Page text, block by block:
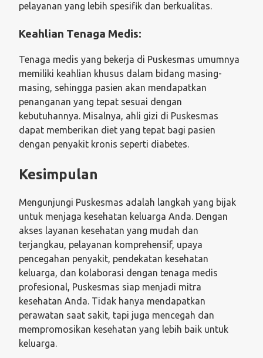
pelayanan yang lebih spesifik dan berkualitas.
Keahlian Tenaga Medis:
Tenaga medis yang bekerja di Puskesmas umumnya
memiliki keahlian khusus dalam bidang masing-
masing, sehingga pasien akan mendapatkan
penanganan yang tepat sesuai dengan
kebutuhannya. Misalnya, ahli gizi di Puskesmas
dapat memberikan diet yang tepat bagi pasien
dengan penyakit kronis seperti diabetes.
Kesimpulan
Mengunjungi Puskesmas adalah langkah yang bijak
untuk menjaga kesehatan keluarga Anda. Dengan
akses layanan kesehatan yang mudah dan
terjangkau, pelayanan komprehensif, upaya
pencegahan penyakit, pendekatan kesehatan
keluarga, dan kolaborasi dengan tenaga medis
profesional, Puskesmas siap menjadi mitra
kesehatan Anda. Tidak hanya mendapatkan
perawatan saat sakit, tapi juga mencegah dan
mempromosikan kesehatan yang lebih baik untuk
keluarga.